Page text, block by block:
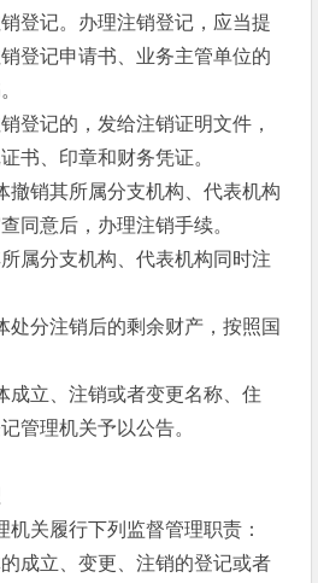
登记。办理注销登记，应当提
登记申请书、业务主管单位的
登记的，发给注销证明文件，
书、印章和财务凭证。
销其所属分支机构、代表机构
同意后，办理注销手续。
属分支机构、代表机构同时注
分注销后的剩余财产，按照国
立、注销或者变更名称、住
管理机关予以公告。
关履行下列监督管理职责：
成立、变更、注销的登记或者